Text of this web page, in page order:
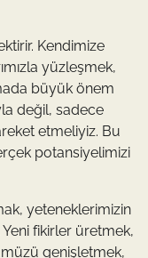
Kendimize
yüzleşmek,
büyük önem
değil, sadece
etmeliyiz. Bu
potansiyelimizi
yeteneklerimizin
Yeni fikirler üretmek,
genişletmek,